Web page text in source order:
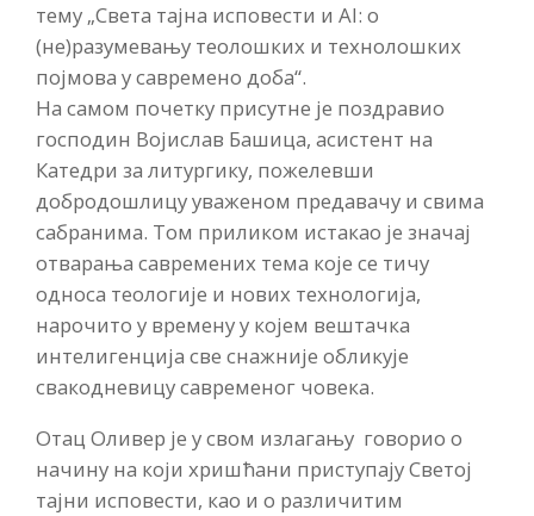
тему „Света тајна исповести и AI: о
(не)разумевању теолошких и технолошких
појмова у савремено доба“.
На самом почетку присутне је поздравио
господин Војислав Башица, асистент на
Катедри за литургику, пожелевши
добродошлицу уваженом предавачу и свима
сабранима. Том приликом истакао је значај
отварања савремених тема које се тичу
односа теологије и нових технологија,
нарочито у времену у којем вештачка
интелигенција све снажније обликује
свакодневицу савременог човека.
Отац Оливер је у свом излагању говорио о
начину на који хришћани приступају Светој
тајни исповести, као и о различитим